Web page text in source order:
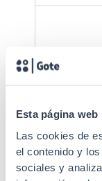
Esta página
Las cookies de
el contenido y
sociales yEstándares